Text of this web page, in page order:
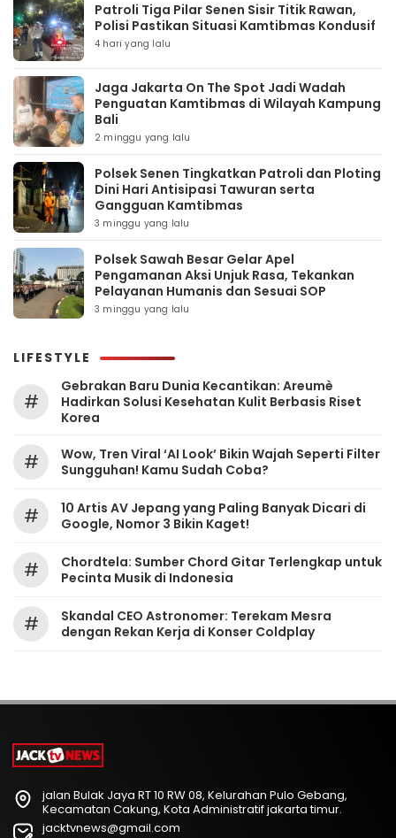
Patroli Tiga Pilar Senen Sisir Titik Rawan,
Polisi Pastikan Situasi Kamtibmas Kondusif
4 hari yang lalu
Jaga Jakarta On The Spot Jadi Wadah
Penguatan Kamtibmas di Wilayah Kampung
Bali
2 minggu yang lalu
Polsek Senen Tingkatkan Patroli dan Ploting
Dini Hari Antisipasi Tawuran serta
Gangguan Kamtibmas
3 minggu yang lalu
Polsek Sawah Besar Gelar Apel
Pengamanan Aksi Unjuk Rasa, Tekankan
Pelayanan Humanis dan Sesuai SOP
3 minggu yang lalu
LIFESTYLE
#
Gebrakan Baru Dunia Kecantikan: Areumè
Hadirkan Solusi Kesehatan Kulit Berbasis Riset
Korea
#
Wow, Tren Viral ‘AI Look’ Bikin Wajah Seperti Filter
Sungguhan! Kamu Sudah Coba?
#
10 Artis AV Jepang yang Paling Banyak Dicari di
Google, Nomor 3 Bikin Kaget!
#
Chordtela: Sumber Chord Gitar Terlengkap untuk
Pecinta Musik di Indonesia
#
Skandal CEO Astronomer: Terekam Mesra
dengan Rekan Kerja di Konser Coldplay
jalan Bulak Jaya RT 10 RW 08, Kelurahan Pulo Gebang,
Kecamatan Cakung, Kota Administratif jakarta timur.
jacktvnews@gmail.com